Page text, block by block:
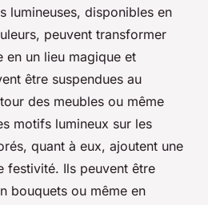
lumineuses, disponibles en
peuvent transformer
en un lieu magique et
être suspendues au
des meubles ou même
motifs lumineux sur les
quant à eux, ajoutent une
festivité. Ils peuvent être
bouquets ou même en